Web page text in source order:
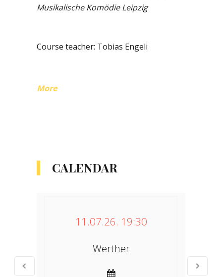
Musikalische Komödie Leipzig
Course teacher: Tobias Engeli
More
CALENDAR
Werther
11.07.26. 19:30